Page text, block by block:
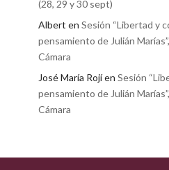
(28, 29 y 30 sept)
Albert en Sesión “Libertad y
pensamiento de Julián
Cámara
José María Rojíen Sesión
pensamiento de Julián
Cámara